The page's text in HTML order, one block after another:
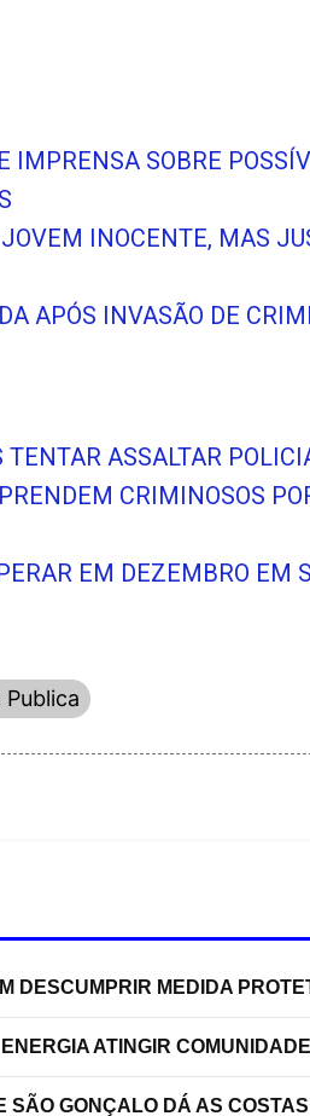
IMPRENSA SOBRE
INOCENTE, MAS
APÓS INVASÃO DE
ASSALTAR
CRIMINOSOS
EM DEZEMBRO EM
Publica
DESCUMPRIR MEDIDA
ATINGIR
GONÇALO DÁ AS